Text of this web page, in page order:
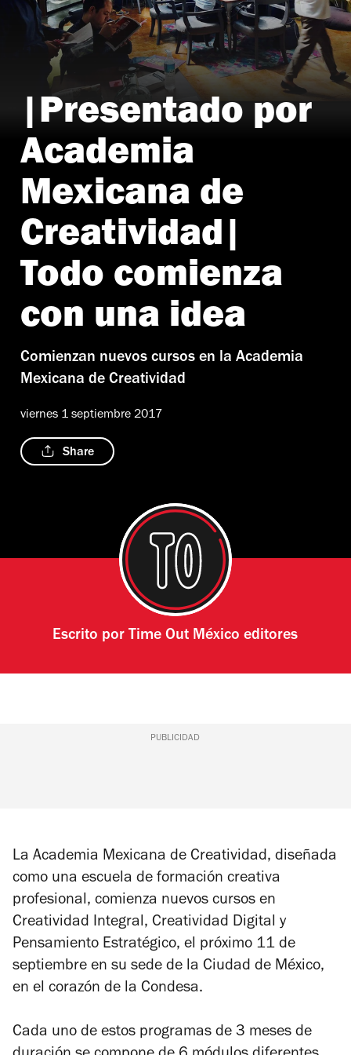
Foto: Cortesía de la Academia Mexicana de Creatividad
|Presentado por
Academia
Mexicana de
Creatividad|
Todo comienza
con una idea
Comienzan nuevos cursos en la Academia
Mexicana de Creatividad
viernes 1 septiembre 2017
Share
Escrito por Time Out México editores
PUBLICIDAD
La Academia Mexicana de Creatividad, diseñada
como una escuela de formación creativa
profesional, comienza nuevos cursos en
Creatividad Integral, Creatividad Digital y
Pensamiento Estratégico, el próximo 11 de
septiembre en su sede de la Ciudad de México,
en el corazón de la Condesa.
Cada uno de estos programas de 3 meses de